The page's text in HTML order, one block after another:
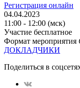
Регистрация онлайн
04.04.2023
11:00 - 12:00 (мск)
Участие бесплатное
Формат мероприятия
ДОКЛАДЧИКИ
Поделиться в